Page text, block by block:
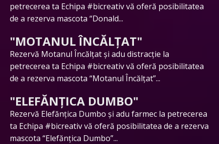
petrecerea ta Echipa #bicreativ vă oferă posibilitatea
de a rezerva mascota “Donald...
"MOTANUL ÎNCĂLȚAT"
Rezervă Motanul Încălțat și adu distracție la
petrecerea ta Echipa #bicreativ vă oferă posibilitatea
de a rezerva mascota “Motanul Încălțat”...
"ELEFĂNȚICA DUMBO"
Rezervă Elefănțica Dumbo și adu farmec la petrecerea
ta Echipa #bicreativ vă oferă posibilitatea de a rezerva
mascota “Elefănțica Dumbo”...